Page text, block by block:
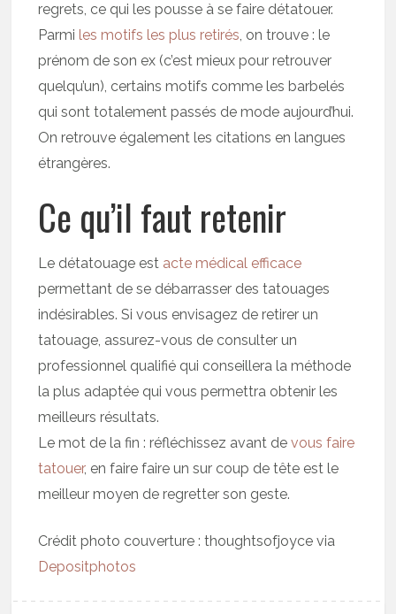
regrets, ce qui les pousse à se faire détatouer.
Parmi les motifs les plus retirés, on trouve : le
prénom de son ex (c’est mieux pour retrouver
quelqu’un), certains motifs comme les barbelés
qui sont totalement passés de mode aujourd’hui.
On retrouve également les citations en langues
étrangères.
Ce qu’il faut retenir
Le détatouage est acte médical efficace
permettant de se débarrasser des tatouages
indésirables. Si vous envisagez de retirer un
tatouage, assurez-vous de consulter un
professionnel qualifié qui conseillera la méthode
la plus adaptée qui vous permettra obtenir les
meilleurs résultats.
Le mot de la fin : réfléchissez avant devous faire
tatouer, en faire faire un sur coup de tête est le
meilleur moyen de regretter son geste.
Crédit photo couverture : thoughtsofjoyce via
Depositphotos